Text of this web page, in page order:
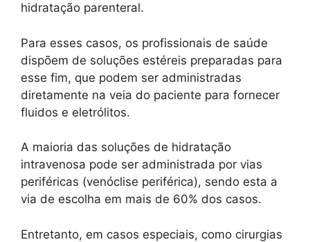
hidratação parenteral.
Para esses casos, os profissionais de saúde
dispõem de soluções estéreis preparadas para
esse fim, que podem ser administradas
diretamente na veia do paciente para fornecer
fluidos e eletrólitos.
A maioria das soluções de hidratação
intravenosa pode ser administrada por vias
periféricas (venóclise periférica), sendo esta a
via de escolha em mais de 60% dos casos.
Entretanto, em casos especiais, como cirurgias